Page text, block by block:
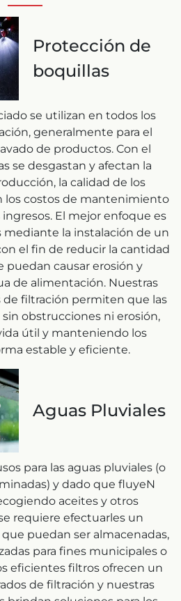
Protección de
boquillas
se utilizan en todos los
generalmente para el
de productos. Con el
se desgastan y afectan la
la calidad de los
los costos de mantenimiento
El mejor enfoque es
mediante la instalación de un
el fin de reducir la cantidad
puedan causar erosión y
de alimentación. Nuestras
filtración permiten que las
obstrucciones ni erosión,
útil y manteniendo los
estable y eficiente.
Aguas Pluviales
para las aguas pluviales (o
y dado que fluyeN
aceites y otros
requiere efectuarles un
puedan ser almacenadas,
para fines municipales o
eficientes filtros ofrecen un
de filtración y nuestras